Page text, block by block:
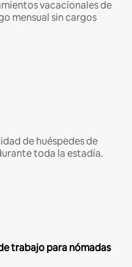
vacacionales de
mensual sin cargos
de huéspedes de
toda la estadía.
trabajo para nómadas